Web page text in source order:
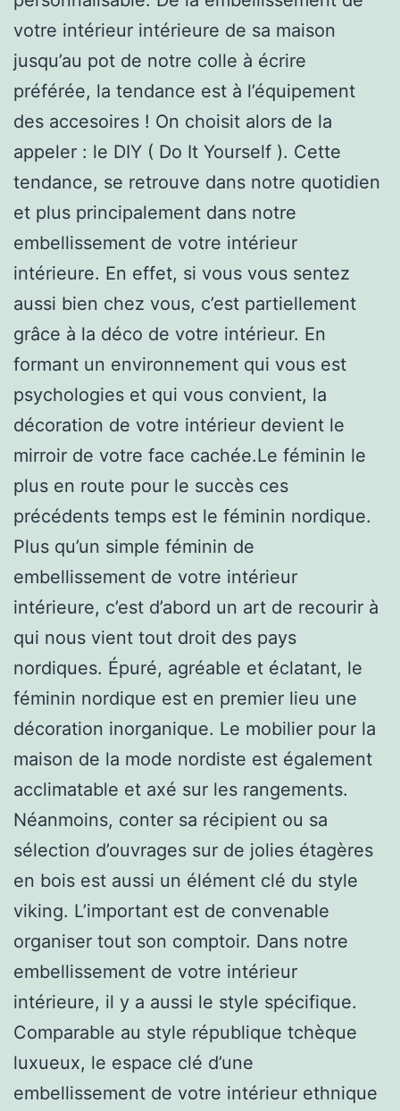
votre intérieur intérieure de sa maison
jusqu’au pot de notre colle à écrire
préférée, la tendance est à l’équipement
des accesoires ! On choisit alors de la
appeler : le DIY ( Do It Yourself ). Cette
tendance, se retrouve dans notre quotidien
et plus principalement dans notre
embellissement de votre intérieur
intérieure. En effet, si vous vous sentez
aussi bien chez vous, c’est partiellement
grâce à la déco de votre intérieur. En
formant un environnement qui vous est
psychologies et qui vous convient, la
décoration de votre intérieur devient le
mirroir de votre face cachée.Le féminin le
plus en route pour le succès ces
précédents temps est le féminin nordique.
Plus qu’un simple féminin de
embellissement de votre intérieur
intérieure, c’est d’abord un art de recourir à
qui nous vient tout droit des pays
nordiques. Épuré, agréable et éclatant, le
féminin nordique est en premier lieu une
décoration inorganique. Le mobilier pour la
maison de la mode nordiste est également
acclimatable et axé sur les rangements.
Néanmoins, conter sa récipient ou sa
sélection d’ouvrages sur de jolies étagères
en bois est aussi un élément clé du style
viking. L’important est de convenable
organiser tout son comptoir. Dans notre
embellissement de votre intérieur
intérieure, il y a aussi le style spécifique.
Comparable au style république tchèque
luxueux, le espace clé d’une
embellissement de votre intérieur ethnique